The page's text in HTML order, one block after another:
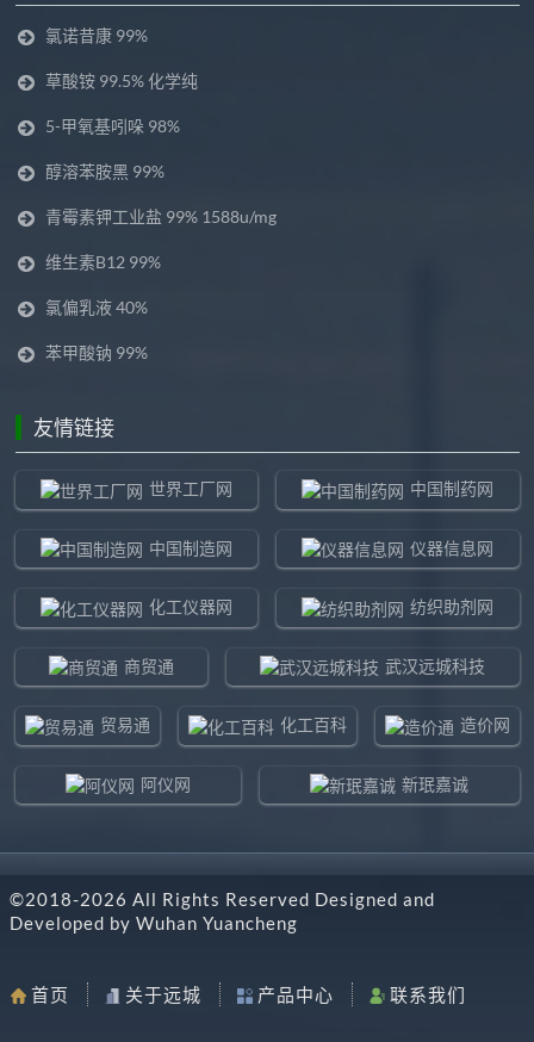
氯诺昔康 99%
草酸铵 99.5% 化学纯
5-甲氧基吲哚 98%
醇溶苯胺黑 99%
青霉素钾工业盐 99% 1588u/mg
维生素B12 99%
氯偏乳液 40%
苯甲酸钠 99%
友情链接
世界工厂网 中国制药网
中国制造网 仪器信息网
化工仪器网 纺织助剂网
商贸通 武汉远城科技
贸易通 化工百科 造价网
阿仪网 新珉嘉诚
东北制造网 药智通
©2018-2026 All Rights Reserved Designed and
Developed by Wuhan Yuancheng
首页 关于远城 产品中心 联系我们